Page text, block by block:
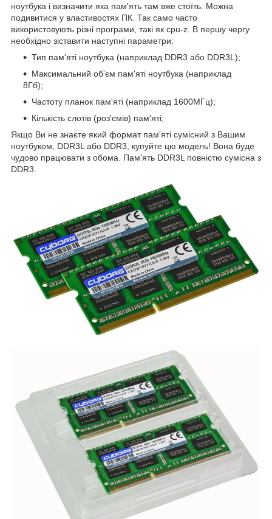
ноутбука і визначити яка пам'ять там вже стоїть. Можна
подивитися у властивостях ПК. Так само часто
використовують різні програми, такі як cpu-z. В першу чергу
необхідно зіставити наступні параметри:
Тип пам'яті ноутбука (наприклад DDR3 або DDR3L);
Максимальний об'єм пам'яті ноутбука (наприклад
8Гб);
Частоту планок пам'яті (наприклад 1600МГц);
Кількість слотів (роз'ємів) пам'яті;
Якщо Ви не знаєте який формат пам'яті сумісний з Вашим
ноутбуком, DDR3L або DDR3, купуйте цю модель! Вона буде
чудово працювати з обома. Пам'ять DDR3L повністю сумісна з
DDR3.